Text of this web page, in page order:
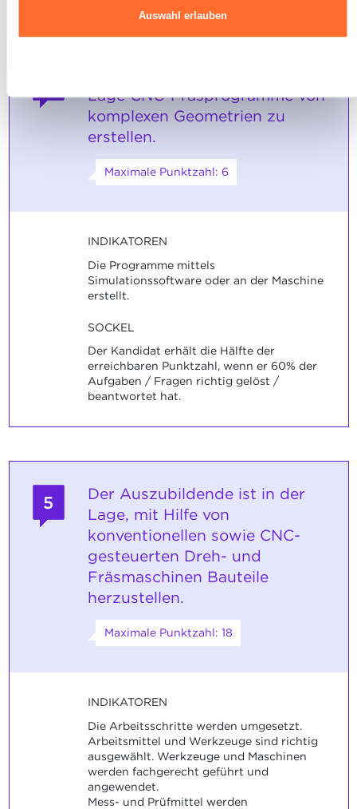
Auswahl erlauben
Lage CNC-Fräsprogramme von
komplexen Geometrien zu
erstellen.
Maximale Punktzahl: 6
INDIKATOREN
Die Programme mittels
Simulationssoftware oder an der Maschine
erstellt.
SOCKEL
Der Kandidat erhält die Hälfte der
erreichbaren Punktzahl, wenn er 60% der
Aufgaben / Fragen richtig gelöst /
beantwortet hat.
5
Der Auszubildende ist in der
Lage, mit Hilfe von
konventionellen sowie CNC-
gesteuerten Dreh- und
Fräsmaschinen Bauteile
herzustellen.
Maximale Punktzahl: 18
INDIKATOREN
Die Arbeitsschritte werden umgesetzt.
Arbeitsmittel und Werkzeuge sind richtig
ausgewählt. Werkzeuge und Maschinen
werden fachgerecht geführt und
angewendet.
Mess- und Prüfmittel werden